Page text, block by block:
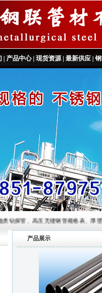
| 产品中心| 现货资源| 最新供应 |
探管、高压无缝钢管规格表、厚壁
产品展示